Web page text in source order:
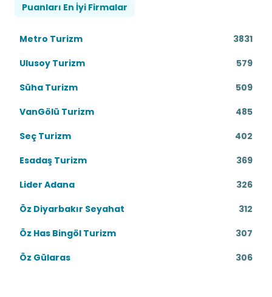
Puanları En İyi Firmalar
Metro Turizm
3831
Ulusoy Turizm
579
Süha Turizm
509
VanGölü Turizm
485
Seç Turizm
402
Esadaş Turizm
369
Lider Adana
326
Öz Diyarbakır Seyahat
312
Öz Has Bingöl Turizm
307
Öz Gülaras
306